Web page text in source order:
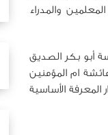
والمدراء
وهم مدرسة أبو بكر الصديق
ام المؤمنين
المعرفة الأساسية